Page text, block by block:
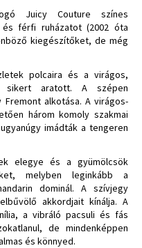
Juicy Couture színes
férfi ruházatot (2002 óta
kiegészítőket, de még
polcaira és a virágos,
sikert aratott. A szépen
Fremont alkotása. A virágos-
három komoly szakmai
imádták a tengeren
elegye és a gyümölcsök
melyben leginkább a
dominál.
A szívjegy
akkordjait kínálja. A
a vibráló pacsuli és fás
de mindenképpen
és könnyed.